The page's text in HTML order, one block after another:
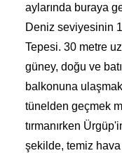
aylarında buraya
Deniz seviyesinin
Tepesi. 30 metre
güney, doğu ve batı
balkonuna
tünelden geçmek
tırmanırken
şekilde, temiz